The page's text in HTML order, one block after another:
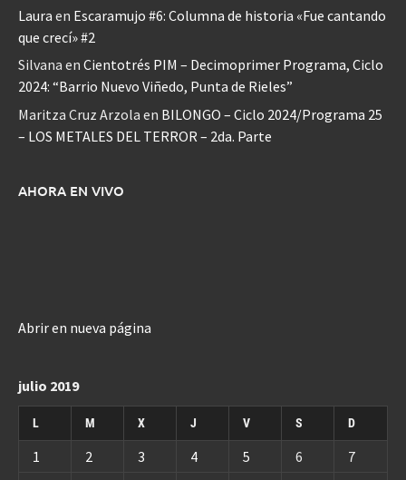
Laura en Escaramujo #6: Columna de historia «Fue cantando
que crecí» #2
Silvana en Cientotrés PIM – Decimoprimer Programa, Ciclo
2024: “Barrio Nuevo Viñedo, Punta de Rieles”
Maritza Cruz Arzola en BILONGO – Ciclo 2024/Programa 25
– LOS METALES DEL TERROR – 2da. Parte
AHORA EN VIVO
Abrir en nueva página
julio 2019
L M X J V S D
1 2 3 4 5 6
7